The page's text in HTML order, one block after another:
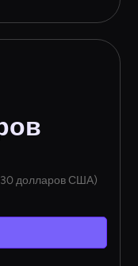
30 долларов США)